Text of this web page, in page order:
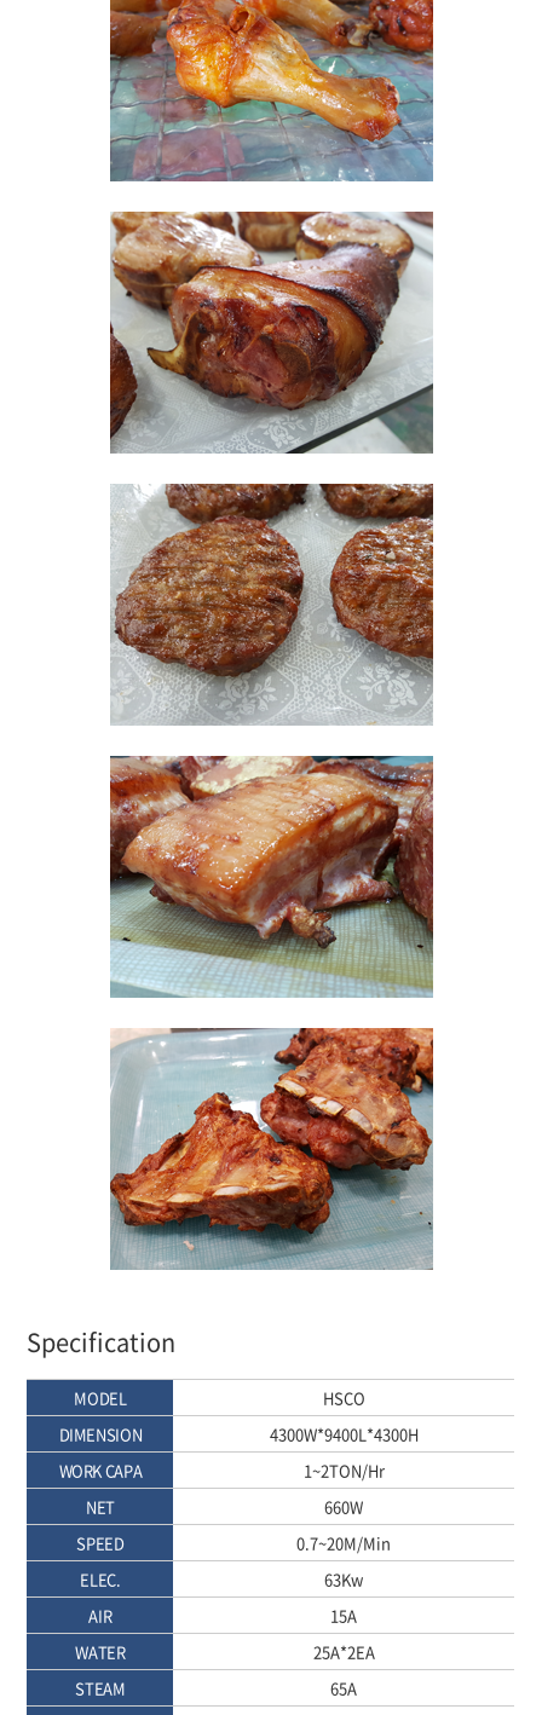
Specification
MODEL
HSCO
DIMENSION
4300W*9400L*4300H
WORK CAPA
1~2TON/Hr
NET
660W
SPEED
0.7~20M/Min
ELEC.
63Kw
AIR
15A
WATER
25A*2EA
STEAM
65A